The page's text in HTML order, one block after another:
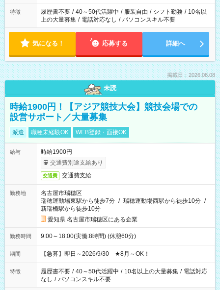
の勤務時間。 合計で週40時間を超える場合は応募できません。
特徴 履歴書不要 / 40～50代活躍中 / 服装自由 / シフト勤務 / 10名以
上の大量募集 / 電話対応なし / パソコンスキル不要
気になる！ 応募する 詳細へ
掲載日：2026.08.08
未読
時給1900円！【アジア競技大会】競技会場での
設営サポート／大量募集
派遣 職種未経験OK WEB登録・面接OK
給与
時給1900円
交通費別途支給あり
交通費 交通費支給
勤務地
名古屋市瑞穂区
瑞穂運動場東駅から徒歩7分 / 瑞穂運動場西駅から徒歩10分 /
新瑞橋駅から徒歩10分
愛知県 名古屋市瑞穂区にある企業
勤務時間 9:00～18:00(実働:8時間) (休憩60分)
期間 【急募】即日～2026/9/30 ★8月～OK！
特徴 履歴書不要 / 40～50代活躍中 / 10名以上の大量募集 / 電話対応
なし / パソコンスキル不要